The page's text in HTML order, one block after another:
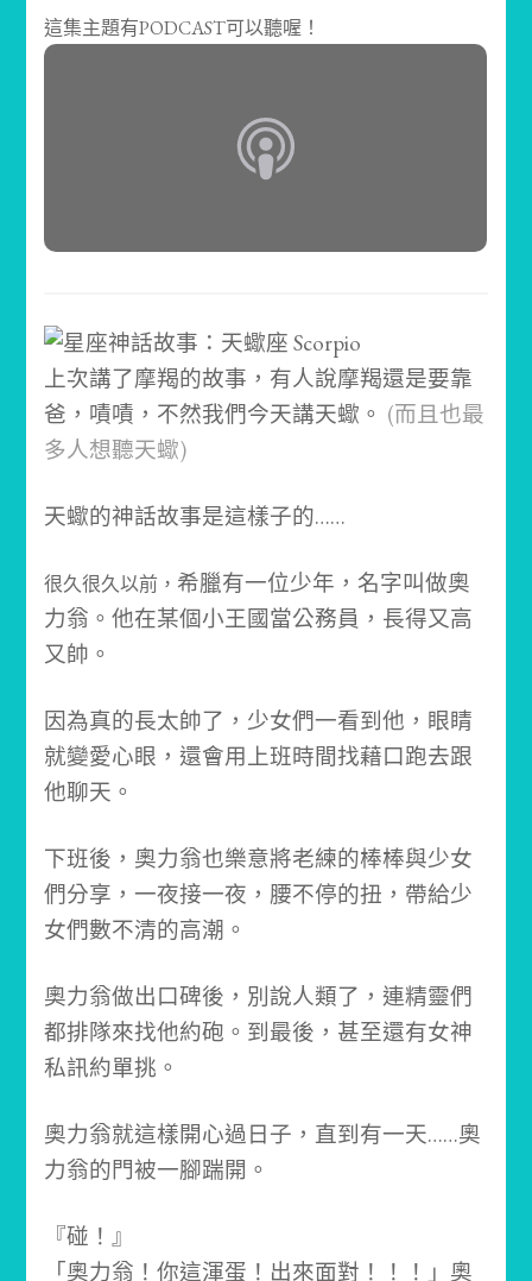
這集主題有PODCAST可以聽喔！
上次講了摩羯的故事，有人說摩羯還是要靠
爸，嘖嘖，不然我們今天講天蠍。 (而且也最
多人想聽天蠍)
天蠍的神話故事是這樣子的……
很久很久以前， 希臘有一位少年，名字叫做奧
力翁。他在某個小王國當公務員，長得又高
又帥。
因為真的長太帥了，少女們一看到他，眼睛
就變愛心眼，還會用上班時間找藉口跑去跟
他聊天。
下班後，奧力翁也樂意將老練的棒棒與少女
們分享，一夜接一夜，腰不停的扭，帶給少
女們數不清的高潮。
奧力翁做出口碑後，別說人類了，連精靈們
都排隊來找他約砲。 到最後，甚至還有女神
私訊約單挑。
奧力翁就這樣開心過日子，直到有一天……奧
力翁的門被一腳踹開。
『碰！』
「奧力翁！你這渾蛋！出來面對！！！」 奧